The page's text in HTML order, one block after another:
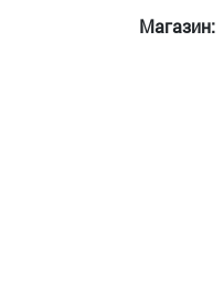
Магазин: